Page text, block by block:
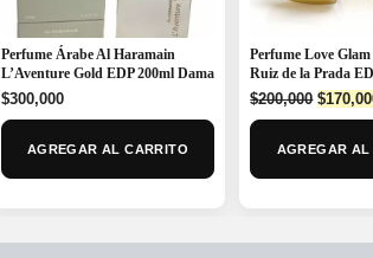
Perfume Árabe Al Haramain
L’Aventure Gold EDP 200ml Dama
$300,000
AGREGAR AL CARRITO
Perfume Love
Ruiz de la Prada
$200,000
price
$
AGREGAR AL